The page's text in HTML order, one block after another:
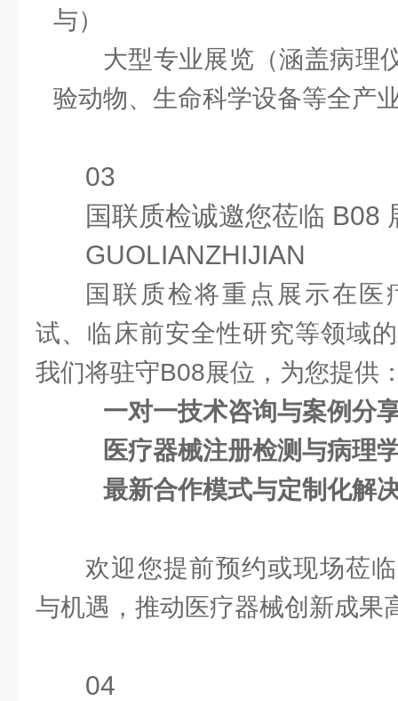
与）
大型专业展览（涵盖病理
验动物、生命科学设备等全产
03
国联质检诚邀您莅临 B08
GUOLIANZHIJIAN
国联质检将重点展示在医
试、临床前安全性研究等领域
我们将驻守B08展位，为您提供
一对一技术咨询与案例分
医疗器械注册检测与病理
最新合作模式与定制化解
欢迎您提前预约或现场莅
与机遇，推动医疗器械创新成果
04